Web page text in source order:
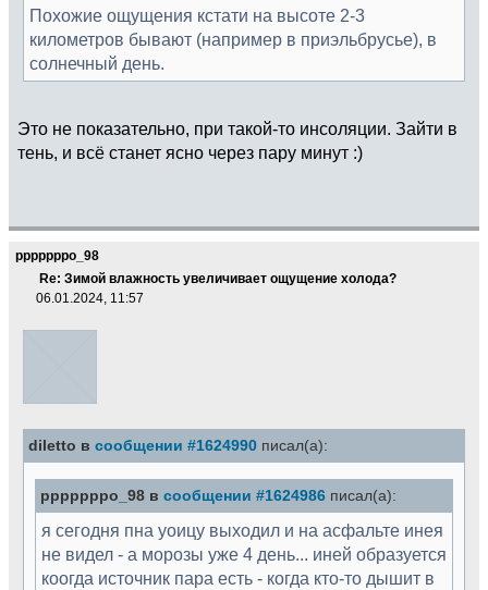
Похожие ощущения кстати на высоте 2-3
километров бывают (например в приэльбрусье), в
солнечный день.
Это не показательно, при такой-то инсоляции. Зайти в
тень, и всё станет ясно через пару минут :)
pppppppo_98
Re: Зимой влажность увеличивает ощущение холода?
06.01.2024, 11:57
diletto в сообщении #1624990 писал(а):
pppppppo_98 в сообщении #1624986 писал(а):
я сегодня пна уоицу выходил и на асфальте инея
не видел - а морозы уже 4 день... иней образуется
коогда источник пара есть - когда кто-то дышит в